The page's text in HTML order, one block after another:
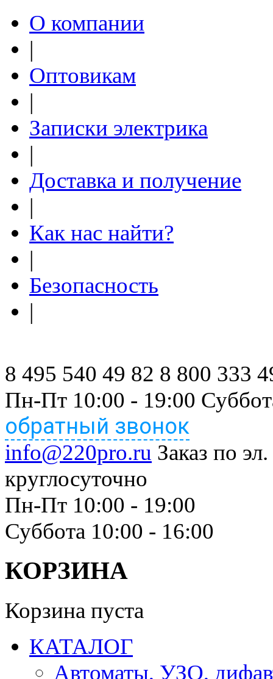
О компании
|
Оптовикам
|
Записки электрика
|
Доставка и получение
|
Как нас найти?
|
Безопасность
|
8 495 540 49 82 8 800 333
Пн-Пт 10:00 - 19:00
обратный звонок
info@220pro.ru Заказ по
круглосуточно
Пн-Пт 10:00 - 19:00
Суббота 10:00 - 16:00
КОРЗИНА
Корзина пуста
КАТАЛОГ
Автоматы, УЗО,